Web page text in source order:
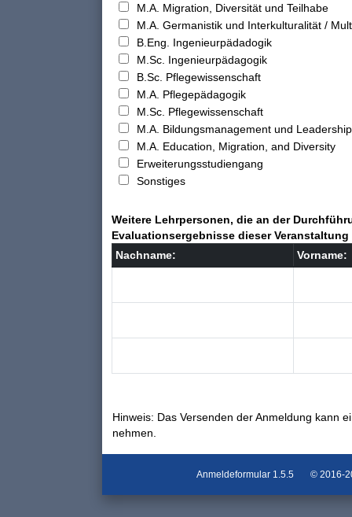
M.A. Migration, Diversität und Teilhabe
M.A. Germanistik und Interkulturalität /
B.Eng. Ingenieurpädadogik
M.Sc. Ingenieurpädagogik
B.Sc. Pflegewissenschaft
M.A. Pflegepädagogik
M.Sc. Pflegewissenschaft
M.A. Bildungsmanagement und
M.A. Education, Migration, and Diversity
Erweiterungsstudiengang
Sonstiges
Weitere Lehrpersonen, die an der
Evaluationsergebnisse dieser
Nachname:
Vorname:
Hinweis: Das Versenden der Anmeldung kann
nehmen.
Anmeldeformular 1.5.5 © 2016-